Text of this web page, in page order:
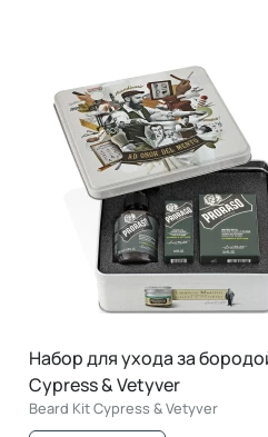
Набор для ухода за
Cypress & Vetyver
Beard Kit Cypress & Vetyver